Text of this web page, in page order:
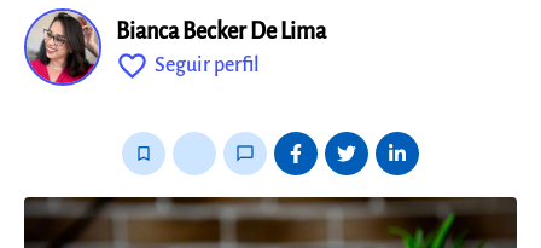
Bianca Becker De Lima
favorite_outline Seguir perfil
bookmark_border chat_bubble_outline